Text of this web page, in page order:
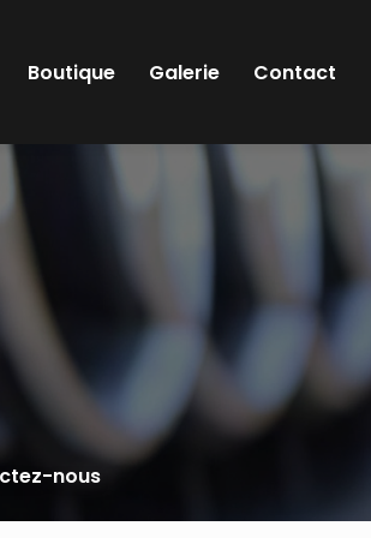
Boutique Galerie Contact
nous